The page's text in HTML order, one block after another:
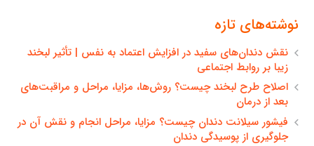
نوشته‌های تازه
نقش دندان‌های سفید در افزایش اعتماد به نفس | تأثیر لبخند
زیبا بر روابط اجتماعی
اصلاح طرح لبخند چیست؟ روش‌ها، مزایا، مراحل و مراقبت‌های
بعد از درمان
فیشور سیلانت دندان چیست؟ مزایا، مراحل انجام و نقش آن در
جلوگیری از پوسیدگی دندان